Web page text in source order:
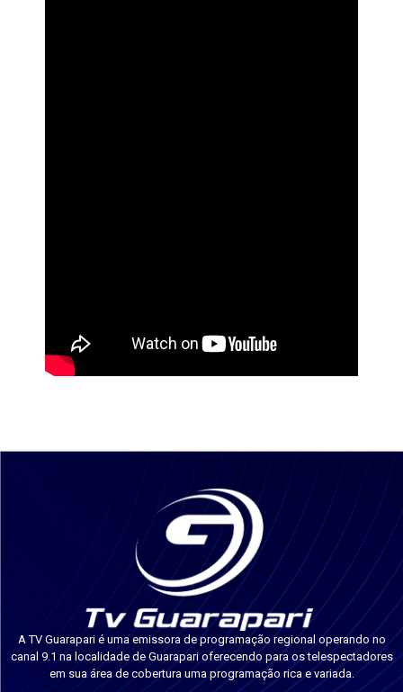
A TV Guarapari é uma emissora de programação regional operando no
canal 9.1 na localidade de Guarapari oferecendo para os telespectadores
em sua área de cobertura uma programação rica e variada.